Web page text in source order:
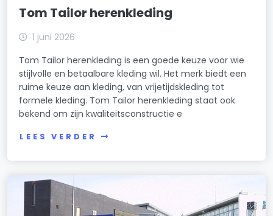
Tom Tailor herenkleding
1 juni 2026
Tom Tailor herenkleding is een goede keuze voor wie
stijlvolle en betaalbare kleding wil. Het merk biedt een
ruime keuze aan kleding, van vrijetijdskleding tot
formele kleding. Tom Tailor herenkleding staat ook
bekend om zijn kwaliteitsconstructie e
LEES VERDER